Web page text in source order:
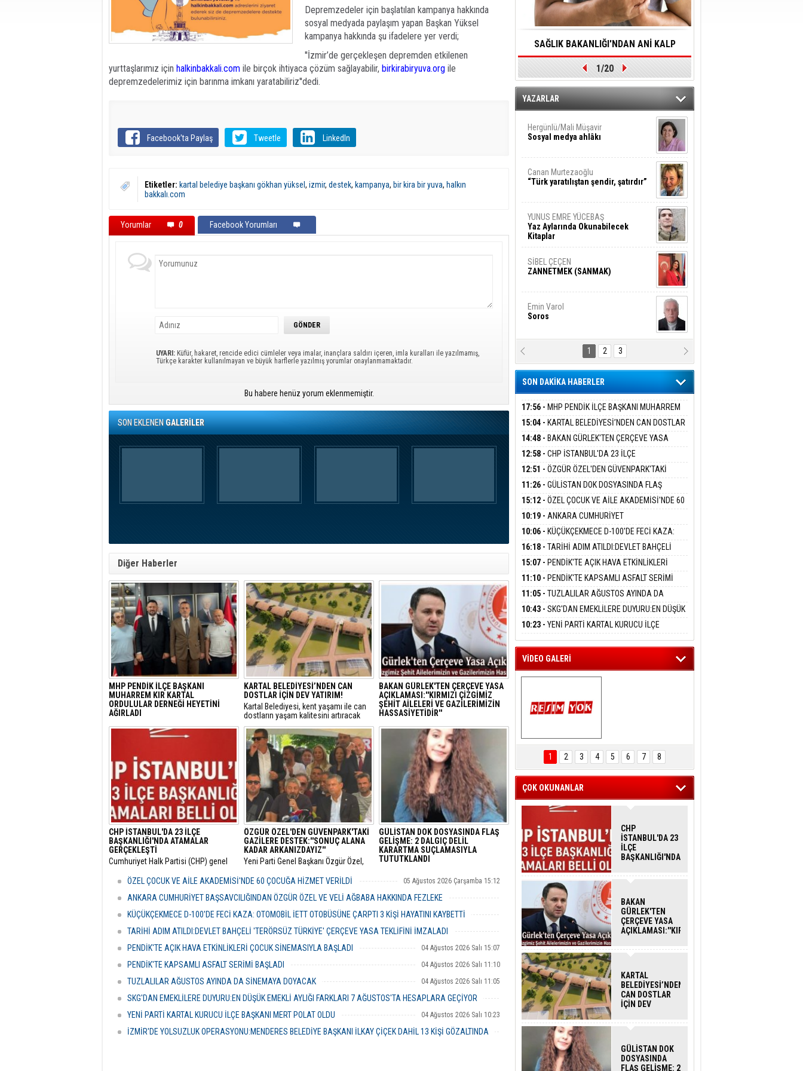
Depremzedeler için başlatılan kampanya hakkında
sosyal medyada paylaşım yapan Başkan Yüksel
kampanya hakkında şu ifadelere yer verdi;
''İzmir’de gerçekleşen depremden etkilenen
yurttaşlarımız için halkinbakkali.com ile birçok ihtiyaca çözüm sağlayabilir, birkirabiryuva.org ile
depremzedelerimiz için barınma imkanı yaratabiliriz''dedi.
Facebook'ta Paylaş Tweetle LinkedIn
Etiketler: kartal belediye başkanı gökhan yüksel , izmir, destek, kampanya, bir kira bir yuva, halkın
bakkalı.com
Yorumlar 0 Facebook Yorumları
UYARI: Küfür, hakaret, rencide edici cümleler veya imalar, inançlara saldırı içeren, imla kuralları ile yazılmamış,
Türkçe karakter kullanılmayan ve büyük harflerle yazılmış yorumlar onaylanmamaktadır.
Bu habere henüz yorum eklenmemiştir.
SON EKLENENGALERİLER
Diğer Haberler
MHP PENDİK İLÇE BAŞKANI
MUHARREM KIR KARTAL
ORDULULAR DERNEĞİ HEYETİNİ
AĞIRLADI
​Milliyetçi Hareket Partisi (MHP) Pendik
İlçe Başkanlığı, bölgedeki sivil toplum
KARTAL BELEDİYESİ’NDEN CAN
DOSTLAR İÇİN DEV YATIRIM!
Kartal Belediyesi, kent yaşamı ile can
dostların yaşam kalitesini artıracak
vizyoner projelerine bir yenisini ekliyor.
BAKAN GÜRLEK'TEN ÇERÇEVE YASA
AÇIKLAMASI:''KIRMIZI ÇİZGİMİZ
ŞEHİT AİLELERİ VE GAZİLERİMİZİN
HASSASİYETİDİR''
Adalet Bakanı Akın Gürlek, TBMM’ye
sunulan 12 maddelik yasa teklifinin
detaylarını açıklayarak "Terörsüz
Türkiye" hedefinin milli bir devlet
politikası olduğunu vurguladı.
CHP İSTANBUL'DA 23 İLÇE
BAŞKANLIĞI'NDA ATAMALAR
GERÇEKLEŞTİ
​Cumhuriyet Halk Partisi (CHP) genel
bünyesinde hayata geçirdiği görevden
alma ve yapılanma kararlarının
ardından gözler İstanbul il teşkilatına
ÖZGÜR ÖZEL'DEN GÜVENPARK'TAKİ
GAZİLERE DESTEK:''SONUÇ ALANA
KADAR ARKANIZDAYIZ''
​Yeni Parti Genel Başkanı Özgür Özel,
sürdüren şehit yakınları ve gazileri
ziyaret ederek destek mesajı verdi.
GÜLİSTAN DOK DOSYASINDA FLAŞ
GELİŞME: 2 DALGIÇ DELİL
KARARTMA SUÇLAMASIYLA
TUTUTKLANDI
Munzur Üniversitesi öğrencisi Gülistan
Doku (21) soruşturmasında sıcak bir
gelişme yaşandı.
ÖZEL ÇOCUK VE AİLE AKADEMİSİ'NDE 60 ÇOCUĞA HİZMET VERİLDİ 05 Ağustos 2026 Çarşamba 15:12
ANKARA CUMHURİYET BAŞSAVCILIĞINDAN ÖZGÜR ÖZEL VE VELİ AĞBABA HAKKINDA FEZLEKE
05 Ağustos 2026 Çarşamba 10:19
KÜÇÜKÇEKMECE D-100'DE FECİ KAZA: OTOMOBİL İETT OTOBÜSÜNE ÇARPTI 3 KİŞİ HAYATINI KAYBETTİ
05 Ağustos 2026 Çarşamba 10:06
TARİHİ ADIM ATILDI:DEVLET BAHÇELİ 'TERÖRSÜZ TÜRKİYE' ÇERÇEVE YASA TEKLİFİNİ İMZALADI
04 Ağustos 2026 Salı 16:18
PENDİK'TE AÇIK HAVA ETKİNLİKLERİ ÇOCUK SİNEMASIYLA BAŞLADI 04 Ağustos 2026 Salı 15:07
PENDİK'TE KAPSAMLI ASFALT SERİMİ BAŞLADI 04 Ağustos 2026 Salı 11:10
TUZLALILAR AĞUSTOS AYINDA DA SİNEMAYA DOYACAK 04 Ağustos 2026 Salı 11:05
SKG'DAN EMEKLİLERE DUYURU:EN DÜŞÜK EMEKLİ AYLIĞI FARKLARI 7 AĞUSTOS'TA HESAPLARA GEÇİYOR
04 Ağustos 2026 Salı 10:43
YENİ PARTİ KARTAL KURUCU İLÇE BAŞKANI MERT POLAT OLDU 04 Ağustos 2026 Salı 10:23
İZMİR'DE YOLSUZLUK OPERASYONU:MENDERES BELEDİYE BAŞKANI İLKAY ÇİÇEK DAHİL 13 KİŞİ GÖZALTINDA
SAĞLIK BAKANLIĞI'NDAN ANİ KALP
DURMALARINA HIZLI MÜDAHALE
EDİLMESİNE YÖNELİK ÖNLENMESİ İÇİN
ÖNEMLİ ADIM
1/20
YAZARLAR
Hergünlü/Mali Müşavir
Sosyal medya ahlâkı
Canan Murtezaoğlu
“Türk yaratılıştan şendir, şatırdır”
YUNUS EMRE YÜCEBAŞ
Yaz Aylarında Okunabilecek
Kitaplar
SİBEL ÇEÇEN
ZANNETMEK (SANMAK)
Emin Varol
Soros
Karanlık DNA Kuşaklararası
Şiddetin Biyolojik Faturası
Şiyar Adıyaman
Ben Bu Sahaya Sığmazam
Hasan Ali Çölük
Bir Satırın İçindeki İnsan
Ezgi Kılıç
SİVAS: ATEŞE ATILAN VİCDAN
BARIŞ BAŞARSLAN
ADANMAK
Meltem Kaynas
AFFETMEYECEĞİM!
1 2 3
SON DAKİKA HABERLER
17:56 - MHP PENDİK İLÇE BAŞKANI MUHARREM
KIR KARTAL ORDULULAR DERNEĞİ HEYETİNİ
AĞIRLADI
15:04 - KARTAL BELEDİYESİ’NDEN CAN DOSTLAR
İÇİN DEV YATIRIM!
14:48 - BAKAN GÜRLEK'TEN ÇERÇEVE YASA
AÇIKLAMASI:''KIRMIZI ÇİZGİMİZ ŞEHİT AİLELERİ
VE GAZİLERİMİZİN HASSASİYETİDİR''
12:58 - CHP İSTANBUL'DA 23 İLÇE
BAŞKANLIĞI'NDA ATAMALAR GERÇEKLEŞTİ
12:51 - ÖZGÜR ÖZEL'DEN GÜVENPARK'TAKİ
GAZİLERE DESTEK:''SONUÇ ALANA KADAR
ARKANIZDAYIZ''
11:26 - GÜLİSTAN DOK DOSYASINDA FLAŞ
GELİŞME: 2 DALGIÇ DELİL KARARTMA
SUÇLAMASIYLA TUTUTKLANDI
15:12 - ÖZEL ÇOCUK VE AİLE AKADEMİSİ'NDE 60
ÇOCUĞA HİZMET VERİLDİ
10:19 - ANKARA CUMHURİYET
BAŞSAVCILIĞINDAN ÖZGÜR ÖZEL VE VELİ
AĞBABA HAKKINDA FEZLEKE
10:06 - KÜÇÜKÇEKMECE D-100'DE FECİ KAZA:
OTOMOBİL İETT OTOBÜSÜNE ÇARPTI 3 KİŞİ
HAYATINI KAYBETTİ
16:18 - TARİHİ ADIM ATILDI:DEVLET BAHÇELİ
'TERÖRSÜZ TÜRKİYE' ÇERÇEVE YASA TEKLİFİNİ
İMZALADI
15:07 - PENDİK'TE AÇIK HAVA ETKİNLİKLERİ
ÇOCUK SİNEMASIYLA BAŞLADI
11:10 - PENDİK'TE KAPSAMLI ASFALT SERİMİ
BAŞLADI
11:05 - TUZLALILAR AĞUSTOS AYINDA DA
SİNEMAYA DOYACAK
10:43 - SKG'DAN EMEKLİLERE DUYURU:EN DÜŞÜK
EMEKLİ AYLIĞI FARKLARI 7 AĞUSTOS'TA
HESAPLARA GEÇİYOR
10:23 - YENİ PARTİ KARTAL KURUCU İLÇE
BAŞKANI MERT POLAT OLDU
VİDEO GALERİ
KARTAL ENGELSİZ
YAŞAM FESTİVALİ
KONSERİ
İZLEYİCİLERİ MEST
1 2 3 4 5 6 7 8
ÇOK OKUNANLAR
CHP
İSTANBUL'DA 23
İLÇE
BAŞKANLIĞI'NDA
GERÇEKLEŞTİ
BAKAN
GÜRLEK'TEN
ÇERÇEVE YASA
AÇIKLAMASI:''KIRMIZI
AİLELERİ VE
KARTAL
BELEDİYESİ’NDEN
CAN DOSTLAR
İÇİN DEV
GÜLİSTAN DOK
DOSYASINDA
FLAŞ GELİŞME: 2